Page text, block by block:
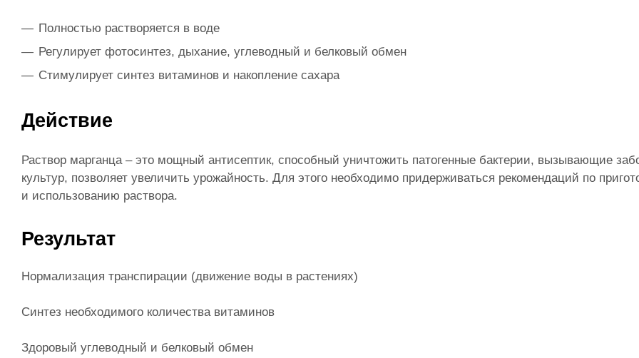
Полностью растворяется в воде
Регулирует фотосинтез, дыхание, углеводный и белковый обмен
Стимулирует синтез витаминов и накопление сахара
Действие
Раствор марганца – это мощный антисептик, способный уничтожить патогенные бактерии, вызывающие
культур, позволяет увеличить урожайность. Для этого необходимо придерживаться рекомендаций по
и использованию раствора.
Результат
Нормализация транспирации (движение воды в растениях)
Синтез необходимого количества витаминов
Здоровый углеводный и белковый обмен